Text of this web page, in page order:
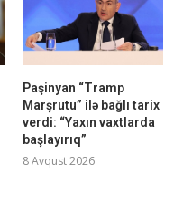
Paşinyan “Tramp
Marşrutu” ilə bağlı tarix
verdi: “Yaxın vaxtlarda
başlayırıq”
8 Avqust 2026